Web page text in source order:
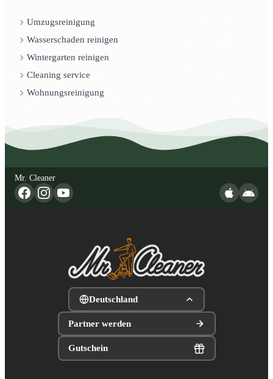
Umzugsreinigung
Wasserschaden reinigen
Wintergarten reinigen
Cleaning service
Wohnungsreinigung
Mr. Cleaner
Deutschland
Partner werden
Gutschein